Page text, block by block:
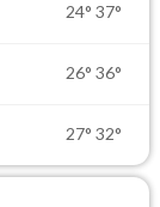
24° 37°
26° 36°
27° 32°